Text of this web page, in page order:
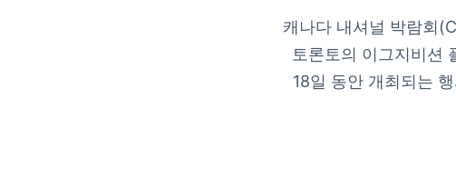
캐나다 내셔널 박람회
토론토의 이그지비션
18일 동안 개최되는